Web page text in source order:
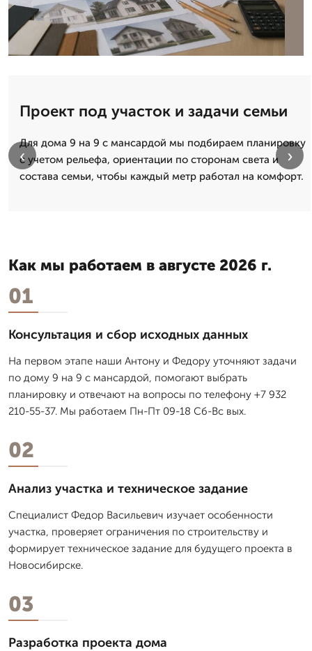
Проект под участок и задачи семьи
Для дома 9 на 9 с мансардой мы подбираем планировку
с учетом рельефа, ориентации по сторонам света и
состава семьи, чтобы каждый метр работал на комфорт.
‹ ›
Как мы работаем в августе 2026 г.
01
Консультация и сбор исходных данных
На первом этапе наши Антону и Федору уточняют задачи
по дому 9 на 9 с мансардой, помогают выбрать
планировку и отвечают на вопросы по телефону +7 932
210-55-37. Мы работаем Пн-Пт 09-18 Сб-Вс вых.
02
Анализ участка и техническое задание
Специалист Федор Васильевич изучает особенности
участка, проверяет ограничения по строительству и
формирует техническое задание для будущего проекта в
Новосибирске.
03
Разработка проекта дома